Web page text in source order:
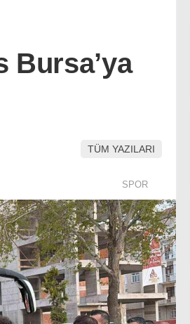
Bursa’ya
TÜM YAZILARI
SPOR